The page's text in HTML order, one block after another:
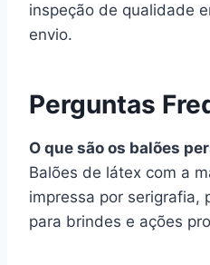
inspeção de qualidade
envio.
Perguntas
O que são os balões
Balões de látex com a
impressa por serigrafia,
para brindes e ações